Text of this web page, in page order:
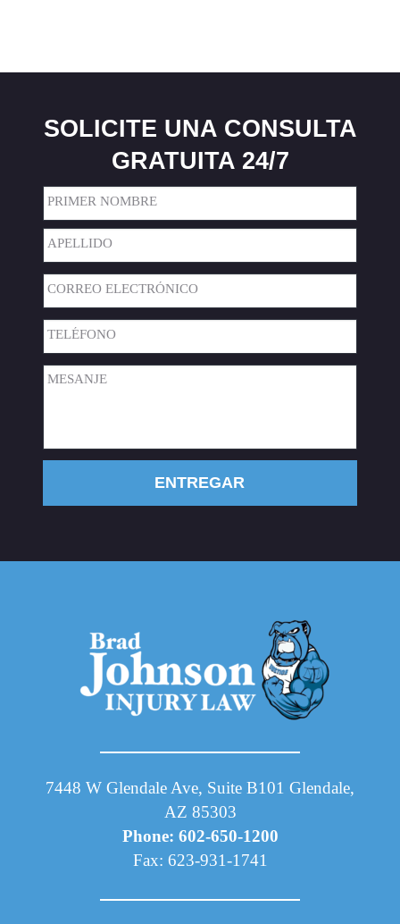
SOLICITE UNA CONSULTA
GRATUITA 24/7
Nombre
Primer
Nombre
Apellido
Correo
Electrónico(Required)
Teléfono (Required)
Mensaje (Required)
ENTREGAR
7448 W Glendale Ave, Suite B101 Glendale,
AZ 85303
Phone: 602-650-1200
Fax: 623-931-1741